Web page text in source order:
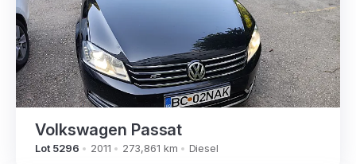
Volkswagen Passat
Lot 5296 2011 273,861 km Diesel